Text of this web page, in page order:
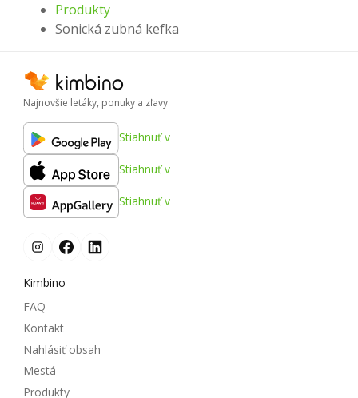
Produkty
Sonická zubná kefka
Najnovšie letáky, ponuky a zľavy
Stiahnuť v
Stiahnuť v
Stiahnuť v
Kimbino
FAQ
Kontakt
Nahlásiť obsah
Mestá
Produkty